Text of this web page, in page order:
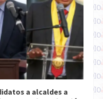
a alcaldes a